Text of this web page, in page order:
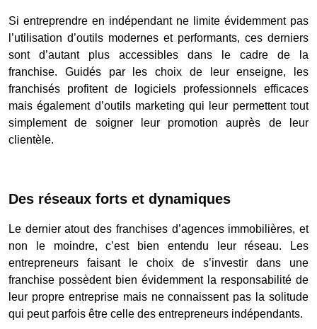
Si entreprendre en indépendant ne limite évidemment pas
l’utilisation d’outils modernes et performants, ces derniers
sont d’autant plus accessibles dans le cadre de la
franchise. Guidés par les choix de leur enseigne, les
franchisés profitent de logiciels professionnels efficaces
mais également d’outils marketing qui leur permettent tout
simplement de soigner leur promotion auprès de leur
clientèle.
Des réseaux forts et dynamiques
Le dernier atout des franchises d’agences immobilières, et
non le moindre, c’est bien entendu leur réseau. Les
entrepreneurs faisant le choix de s’investir dans une
franchise possèdent bien évidemment la responsabilité de
leur propre entreprise mais ne connaissent pas la solitude
qui peut parfois être celle des entrepreneurs indépendants.